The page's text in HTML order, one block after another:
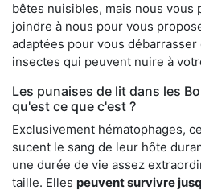
bêtes nuisibles, mais nous vous
joindre à nous pour vous
adaptées pour vous
insectes qui peuvent nuire à
Les punaises de lit dans les
qu'est ce que c'est ?
Exclusivement hématophages,
sucent le sang de leur hôte
une durée de vie assez
taille. Elles peuvent survivre